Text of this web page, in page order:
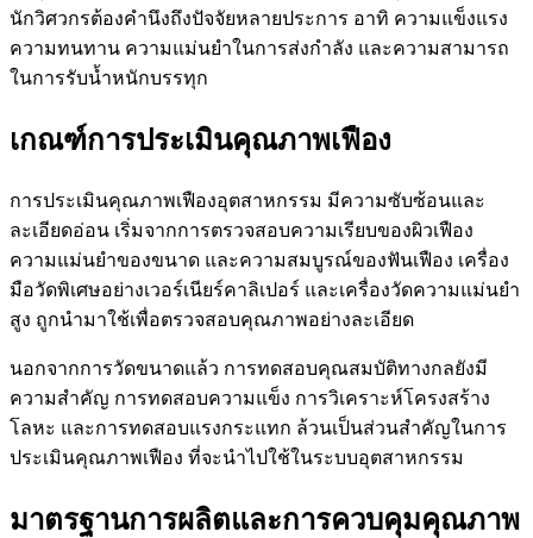
นักวิศวกรต้องคำนึงถึงปัจจัยหลายประการ อาทิ ความแข็งแรง
ความทนทาน ความแม่นยำในการส่งกำลัง และความสามารถ
ในการรับน้ำหนักบรรทุก
เกณฑ์การประเมินคุณภาพเฟือง
การประเมินคุณภาพเฟืองอุตสาหกรรม มีความซับซ้อนและ
ละเอียดอ่อน เริ่มจากการตรวจสอบความเรียบของผิวเฟือง
ความแม่นยำของขนาด และความสมบูรณ์ของฟันเฟือง เครื่อง
มือวัดพิเศษอย่างเวอร์เนียร์คาลิเปอร์ และเครื่องวัดความแม่นยำ
สูง ถูกนำมาใช้เพื่อตรวจสอบคุณภาพอย่างละเอียด
นอกจากการวัดขนาดแล้ว การทดสอบคุณสมบัติทางกลยังมี
ความสำคัญ การทดสอบความแข็ง การวิเคราะห์โครงสร้าง
โลหะ และการทดสอบแรงกระแทก ล้วนเป็นส่วนสำคัญในการ
ประเมินคุณภาพเฟือง ที่จะนำไปใช้ในระบบอุตสาหกรรม
มาตรฐานการผลิตและการควบคุมคุณภาพ